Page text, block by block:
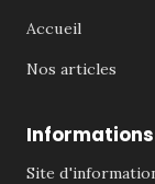
Accueil
Nos articles
Informations
Site